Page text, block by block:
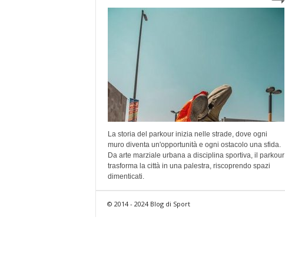
La storia del parkour inizia nelle strade, dove ogni
muro diventa un'opportunità e ogni ostacolo una sfida.
Da arte marziale urbana a disciplina sportiva, il parkour
trasforma la città in una palestra, riscoprendo spazi
dimenticati.
© 2014 - 2024 Blog di Sport